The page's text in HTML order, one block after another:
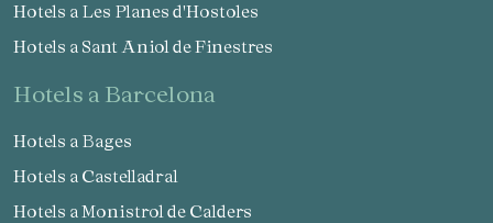
Hotels a Les Planes d'Hostoles
Hotels a Sant Aniol de Finestres
hotels a Barcelona
Hotels a Bages
Hotels a Castelladral
Hotels a Monistrol de Calders